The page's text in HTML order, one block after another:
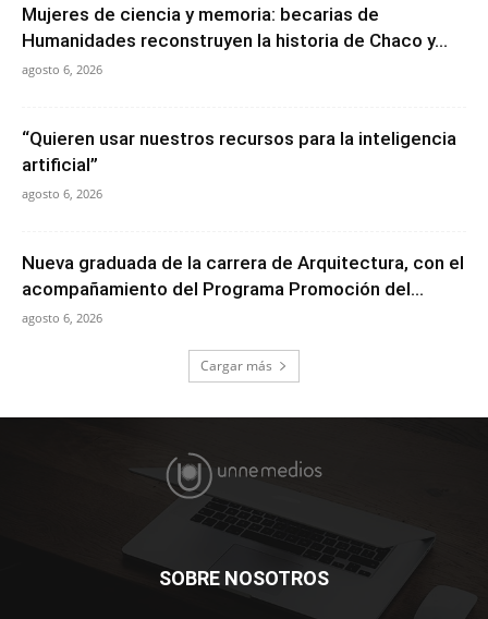
Mujeres de ciencia y memoria: becarias de
Humanidades reconstruyen la historia de Chaco y...
agosto 6, 2026
“Quieren usar nuestros recursos para la inteligencia
artificial”
agosto 6, 2026
Nueva graduada de la carrera de Arquitectura, con el
acompañamiento del Programa Promoción del...
agosto 6, 2026
Cargar más
SOBRE NOSOTROS